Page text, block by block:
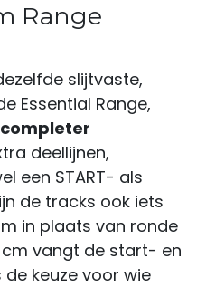
Range
slijtvaste,
Essential Range,
deellijnen,
een START- als
de tracks ook iets
in plaats van ronde
vangt de start- en
keuze voor wie